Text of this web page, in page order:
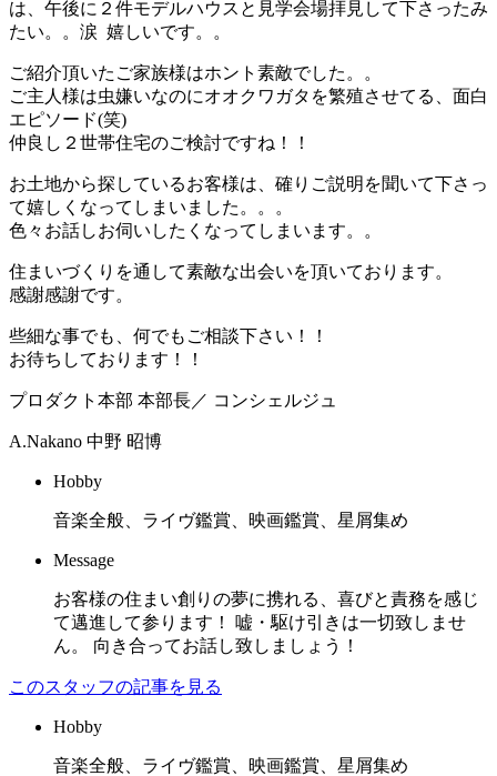
は、午後に２件モデルハウスと見学会場拝見して下さったみ
たい。。涙 嬉しいです。。
ご紹介頂いたご家族様はホント素敵でした。。
ご主人様は虫嫌いなのにオオクワガタを繁殖させてる、面白
エピソード(笑)
仲良し２世帯住宅のご検討ですね！！
お土地から探しているお客様は、確りご説明を聞いて下さっ
て嬉しくなってしまいました。。。
色々お話しお伺いしたくなってしまいます。。
住まいづくりを通して素敵な出会いを頂いております。
感謝感謝です。
些細な事でも、何でもご相談下さい！！
お待ちしております！！
プロダクト本部 本部長／ コンシェルジュ
A.Nakano 中野 昭博
Hobby
音楽全般、ライヴ鑑賞、映画鑑賞、星屑集め
Message
お客様の住まい創りの夢に携れる、喜びと責務を感じ
て邁進して参ります！ 嘘・駆け引きは一切致しませ
ん。 向き合ってお話し致しましょう！
このスタッフの記事を見る
Hobby
音楽全般、ライヴ鑑賞、映画鑑賞、星屑集め